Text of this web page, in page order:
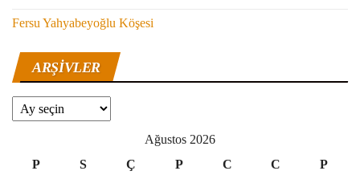
Fersu Yahyabeyoğlu Köşesi
ARŞIVLER
Arşivler
Ağustos 2026
P
S Ç P C C P